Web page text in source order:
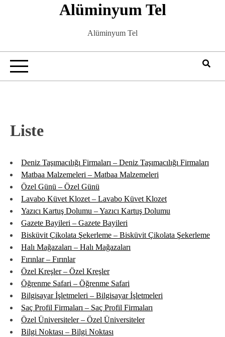
Alüminyum Tel
Alüminyum Tel
Liste
Deniz Taşımacılığı Firmaları – Deniz Taşımacılığı Firmaları
Matbaa Malzemeleri – Matbaa Malzemeleri
Özel Günü – Özel Günü
Lavabo Küvet Klozet – Lavabo Küvet Klozet
Yazıcı Kartuş Dolumu – Yazıcı Kartuş Dolumu
Gazete Bayileri – Gazete Bayileri
Bisküvit Çikolata Şekerleme – Bisküvit Çikolata Şekerleme
Halı Mağazaları – Halı Mağazaları
Fırınlar – Fırınlar
Özel Kreşler – Özel Kreşler
Öğrenme Safari – Öğrenme Safari
Bilgisayar İşletmeleri – Bilgisayar İşletmeleri
Saç Profil Firmaları – Saç Profil Firmaları
Özel Üniversiteler – Özel Üniversiteler
Bilgi Noktası – Bilgi Noktası